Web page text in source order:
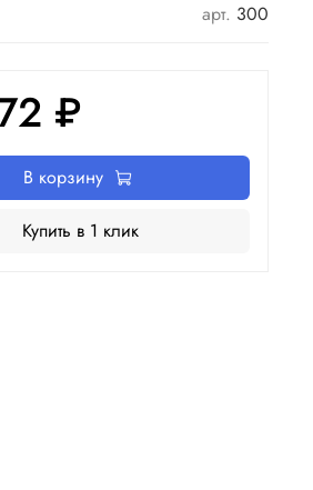
арт. 300
₽
В корзину
Купить в 1 клик